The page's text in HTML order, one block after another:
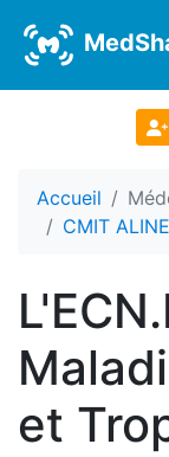
Accueil
CMIT
et